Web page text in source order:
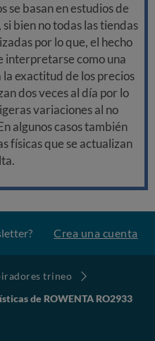
se basan en estudios de
bien no todas las tiendas
por lo que, el hecho
interpretarse como una
exactitud de los precios
dos veces al día por lo
variaciones al no
algunos casos también
físicas que se actualizan
Crea una cuenta
trineo
de ROWENTA RO2933